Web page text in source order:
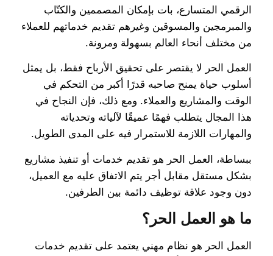
الرقمي المتسارع، بات بإمكان المصممين والكتّاب
والمبرمجين والمسوقين وغيرهم تقديم خدماتهم للعملاء
من مختلف أنحاء العالم بسهولة ومرونة.
العمل الحر لا يقتصر على تحقيق الأرباح فقط، بل يمثل
أسلوب حياة يمنح صاحبه قدرًا أكبر من التحكم في
الوقت والمشاريع والعملاء. ومع ذلك، فإن النجاح في
هذا المجال يتطلب فهمًا عميقًا لآلياته وتحدياته
والمهارات اللازمة للاستمرار فيه على المدى الطويل.
ببساطة، العمل الحر هو تقديم خدمات أو تنفيذ مشاريع
بشكل مستقل مقابل أجر يتم الاتفاق عليه مع العميل،
دون وجود علاقة توظيف دائمة بين الطرفين.
ما هو العمل الحر؟
العمل الحر هو نظام مهني يعتمد على تقديم خدمات